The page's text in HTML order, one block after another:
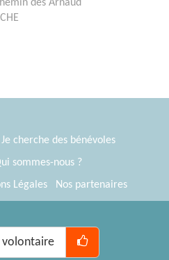
des Arnaud
volontaire
Je cherche des bénévoles
sommes-nous ?
Légales
Nos partenaires
2026
Webkast